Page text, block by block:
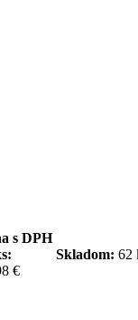
s DPH
€
Skladom: 62